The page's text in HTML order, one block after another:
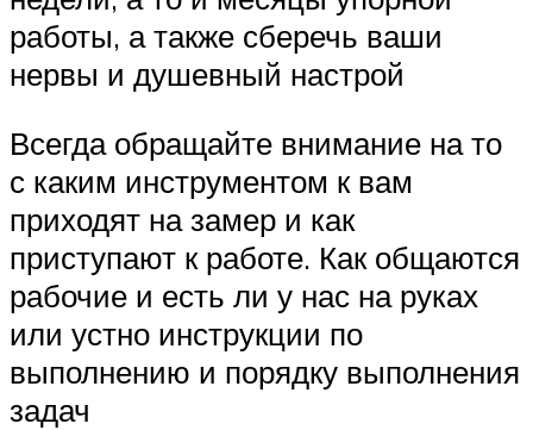
работы, а также сберечь ваши
нервы и душевный настрой
Всегда обращайте внимание на то
с каким инструментом к вам
приходят на замер и как
приступают к работе. Как общаются
рабочие и есть ли у нас на руках
или устно инструкции по
выполнению и порядку выполнения
задач